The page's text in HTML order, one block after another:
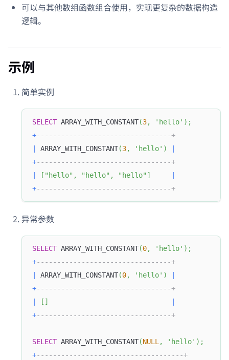
可以与其他数组函数组合使用，实现更复杂的数据构造
逻辑。
示例
简单实例
SELECT ARRAY_WITH_CONSTANT(3, 'hello' ) ;
+---------------------------------+
ARRAY_WITH_CONSTANT(3, 'hello' )
+---------------------------------+
[ "hello" , "hello" , "hello" ]
+---------------------------------+
异常参数
SELECT ARRAY_WITH_CONSTANT(0, 'hello' ) ;
+---------------------------------+
ARRAY_WITH_CONSTANT(0, 'hello' )
+---------------------------------+
[ ]
+---------------------------------+
SELECT ARRAY_WITH_CONSTANT(NULL , 'hello' ) ;
+------------------------------------+